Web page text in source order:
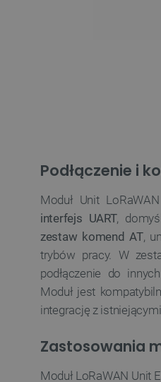
Podłączenie i
Moduł Unit
interfejs UART,
zestaw komend AT,
trybów pracy. W
podłączenie do innych
Moduł jest
integrację z
Zastosowania
Moduł LoRaWAN Unit